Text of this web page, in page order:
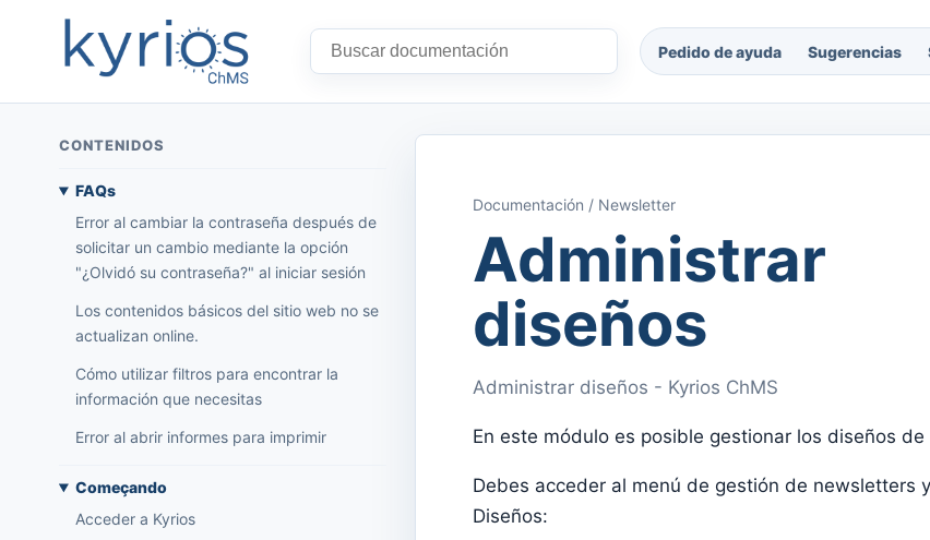
Pedido de ayuda Sugerencias
CONTENIDOS
FAQs
Error al cambiar la contraseña después de
solicitar un cambio mediante la opción
"¿Olvidó su contraseña?" al iniciar sesión
Los contenidos básicos del sitio web no se
actualizan online.
Cómo utilizar filtros para encontrar la
información que necesitas
Error al abrir informes para imprimir
Começando
Acceder a Kyrios
Documentación / Newsletter
Administrar
diseños
Administrar diseños - Kyrios ChMS
En este módulo es posible gestionar los diseños
Debes acceder al menú de gestión de newsletters
Diseños: